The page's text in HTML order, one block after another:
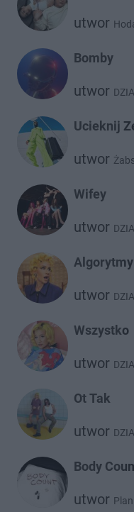
utwor
Bomby
utwor
Ucieknij
utwor
Wifey
utwor
Algorytmy
utwor
Wszystko
utwor
Ot Tak
utwor
Body
utwor